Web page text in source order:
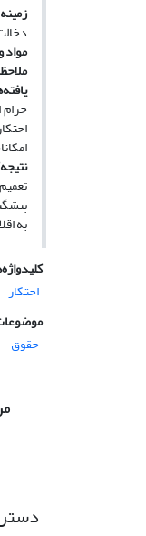
به
احتکار
حقوق